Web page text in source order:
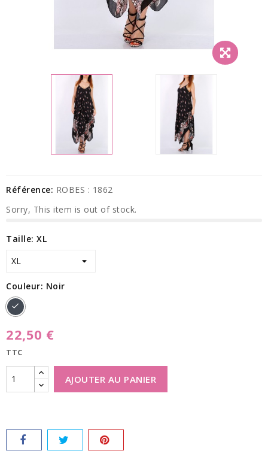
Référence: ROBES : 1862
Sorry, This item is out of stock.
Taille: XL
Couleur: Noir
Noir
22,50 €
TTC
AJOUTER AU PANIER